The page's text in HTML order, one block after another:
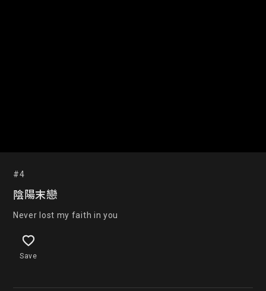
#4
陰陽末戀
Never lost my faith in you
Save